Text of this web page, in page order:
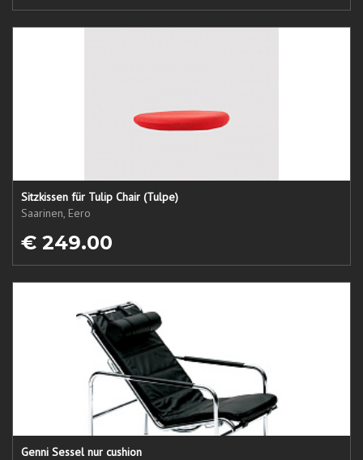
Sitzkissen für Tulip Chair (Tulpe)
Saarinen, Eero
€ 249.00
Genni Sessel nur cushion